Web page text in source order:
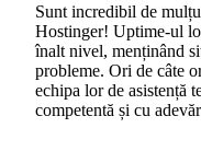
Sunt incredibil de
Hostinger! Uptime-ul
înalt nivel, menținând
probleme. Ori de câte
echipa lor de asistență
competentă și cu